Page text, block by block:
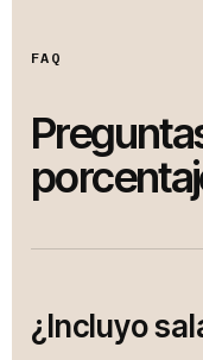
FAQ
¿Incluyo